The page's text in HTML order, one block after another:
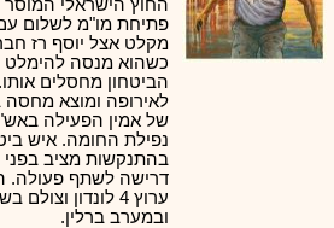
מענה טלפוני: 09-7652392
צוות דיוידי מאסטר ישיר.
החוץ הישראלי
פתיחת מו"מ לשלום
מקלט אצל יוסף רז
כשהוא מנסה להימלט
הביטחון מחסלים
לאירופה ומוצא מחסה
של אמין הפעילה
נפילת החומה. איש
בהתנקשות מציב בפני
דרישה לשתף פעולה.
ובמערב ברלין.